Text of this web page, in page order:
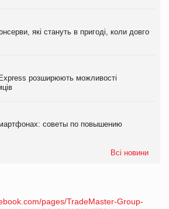
які стануть в пригоді, коли довго
розширюють можливості
советы по повышению
Всі новини